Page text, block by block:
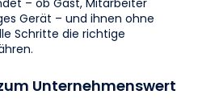
– ob Gast, Mitarbeiter
Gerät – und ihnen ohne
Schritte die richtige
Unternehmenswert